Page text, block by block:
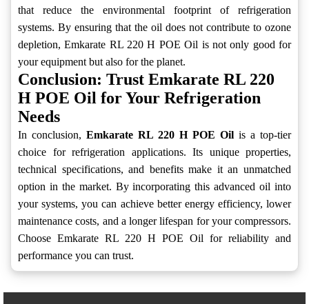
that reduce the environmental footprint of refrigeration
systems. By ensuring that the oil does not contribute to ozone
depletion, Emkarate RL 220 H POE Oil is not only good for
your equipment but also for the planet.
Conclusion: Trust Emkarate RL 220
H POE Oil for Your Refrigeration
Needs
In conclusion, Emkarate RL 220 H POE Oil is a top-tier
choice for refrigeration applications. Its unique properties,
technical specifications, and benefits make it an unmatched
option in the market. By incorporating this advanced oil into
your systems, you can achieve better energy efficiency, lower
maintenance costs, and a longer lifespan for your compressors.
Choose Emkarate RL 220 H POE Oil for reliability and
performance you can trust.